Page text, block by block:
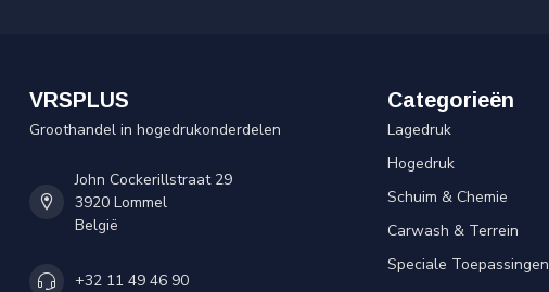
VRSPLUS
Groothandel in hogedrukonderdelen
John Cockerillstraat 29
3920 Lommel
België
+32 11 49 46 90
Categorieën
Lagedruk
Hogedruk
Schuim & Chemie
Carwash & Terrein
Speciale Toepassingen